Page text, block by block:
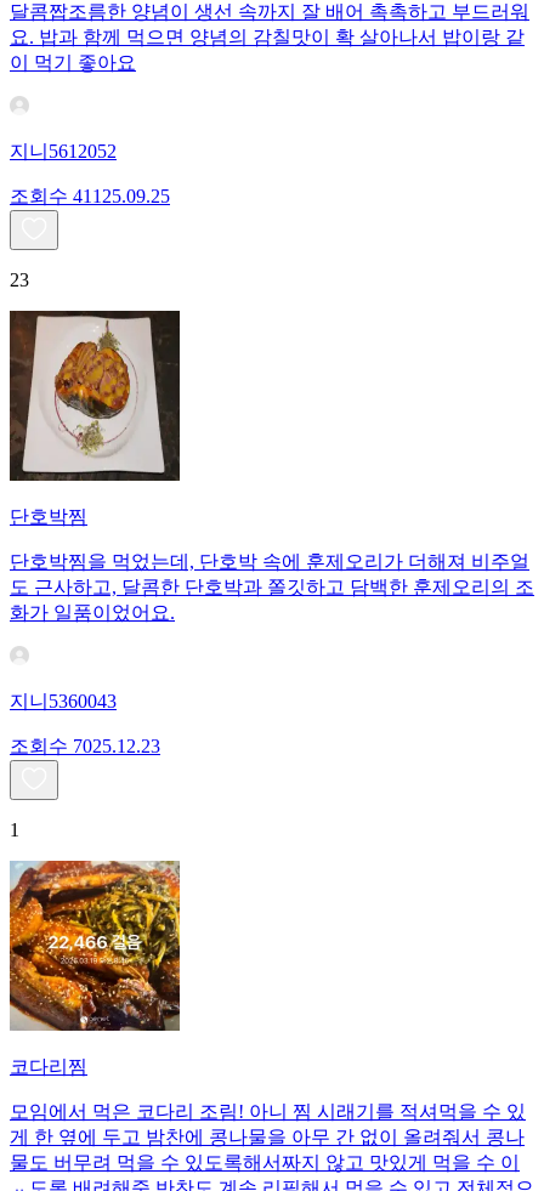
달콤짭조름한 양념이 생선 속까지 잘 배어 촉촉하고 부드러워
요. 밥과 함께 먹으면 양념의 감칠맛이 확 살아나서 밥이랑 같
이 먹기 좋아요
지니5612052
조회수 411 25.09.25
23
단호박찜
단호박찜을 먹었는데, 단호박 속에 훈제오리가 더해져 비주얼
도 근사하고, 달콤한 단호박과 쫄깃하고 담백한 훈제오리의 조
화가 일품이었어요.
지니5360043
조회수 7025.12.23
1
코다리찜
모임에서 먹은 코다리 조림! 아니 찜 시래기를 적셔먹을 수 있
게 한 옆에 두고 밤찬에 콩나물을 아무 간 없이 올려줘서 콩나
물도 버무려 먹을 수 있도록해서짜지 않고 맛있게 먹을 수 이